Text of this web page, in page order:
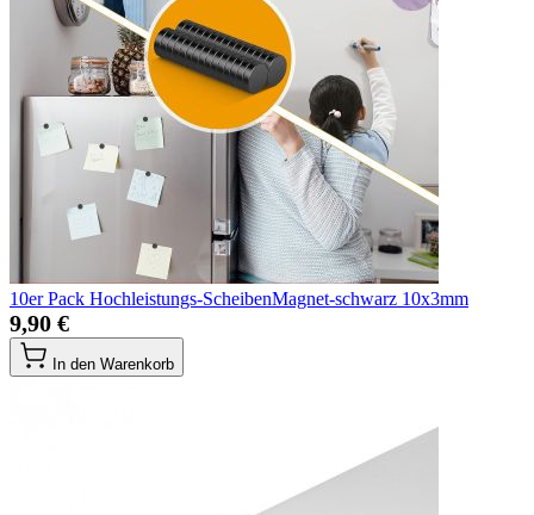
10er Pack Hochleistungs-ScheibenMagnet-schwarz 10x3mm
9,90 €
In den Warenkorb